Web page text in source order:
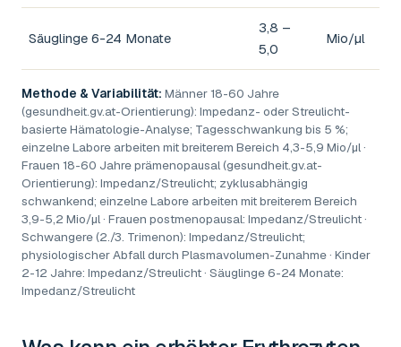
Säuglinge 6-24 Monate
3,8 –
5,0
Mio/µl
Methode & Variabilität: Männer 18-60 Jahre
(gesundheit.gv.at-Orientierung): Impedanz- oder Streulicht-
basierte Hämatologie-Analyse; Tagesschwankung bis 5 %;
einzelne Labore arbeiten mit breiterem Bereich 4,3-5,9 Mio/µl ·
Frauen 18-60 Jahre prämenopausal (gesundheit.gv.at-
Orientierung): Impedanz/Streulicht; zyklusabhängig
schwankend; einzelne Labore arbeiten mit breiterem Bereich
3,9-5,2 Mio/µl · Frauen postmenopausal: Impedanz/Streulicht ·
Schwangere (2./3. Trimenon): Impedanz/Streulicht;
physiologischer Abfall durch Plasmavolumen-Zunahme · Kinder
2-12 Jahre: Impedanz/Streulicht · Säuglinge 6-24 Monate:
Impedanz/Streulicht